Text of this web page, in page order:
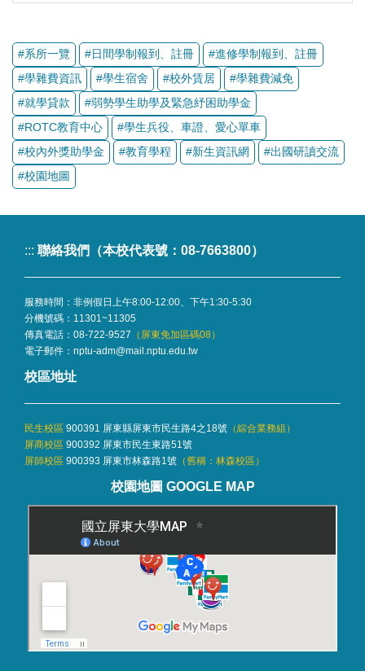
::: 聯絡我們（本校代表號：08-7663800）
服務時間：非例假日上午8:00-12:00、下午1:30-5:30
分機號碼： 11301~11305
傳真電話：08-722-9527 （屏東免加區碼08）
電子郵件： nptu-adm@mail.nptu.edu.tw
校區地址
民生校區 900391 屏東縣屏東市民生路4之18號 （綜合業務組 ）
屏商校區 900392 屏東市民生東路51號
屏師校區 900393 屏東市林森路1號 （舊稱：林森校區）
校園地圖 GOOGLE MAP